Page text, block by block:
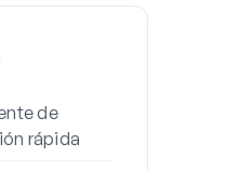
de
rápida